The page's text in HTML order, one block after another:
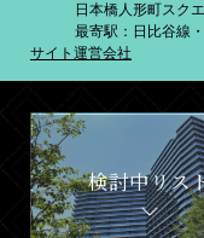
日本橋人形町スク
最寄駅：日比谷線
サイト運営会社
検討中リス